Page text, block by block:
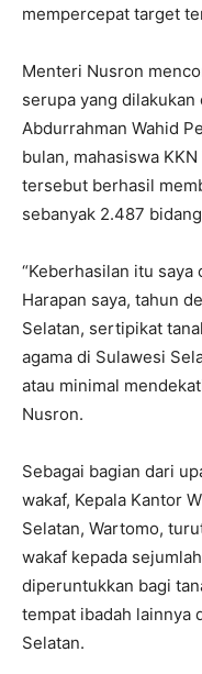
mempercepat target
Menteri Nusron
serupa yang
Abdurrahman Wahid
bulan, mahasiswa
tersebut berhasil
sebanyak 2.487
“Keberhasilan itu saya
Harapan saya, tahun
Selatan, sertipikat
agama di Sulawesi
atau minimal
Nusron.
Sebagai bagian dari
wakaf, Kepala Kantor
Selatan, Wartomo,
wakaf kepada
diperuntukkan bagi
tempat ibadah lainnya
Selatan.